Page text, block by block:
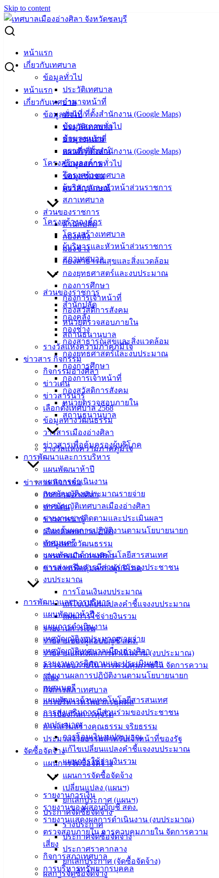
Skip to content
หน้าแรก
เกี่ยวกับเทศบาล
ข้อมูลทั่วไป
ประวัติเทศบาล
อำนาจหน้าที่
แผนที่/ที่ตั้งสำนักงาน (Google Maps)
ข้อมูลสภาพทั่วไป
ข้อมูลชุมชน
ตราสัญลักษณ์
โครงสร้างองค์กร
โครงสร้างเทศบาล
ผู้บริหารและหัวหน้าส่วนราชการ
สภาเทศบาล
ส่วนของราชการ
สำนักปลัด
กองคลัง
กองช่าง
กองสาธารณสุขและสิ่งแวดล้อม
กองยุทธศาสตร์และงบประมาณ
กองการศึกษา
กองการเจ้าหน้าที่
กองสวัสดิการสังคม
หน่วยตรวจสอบภายใน
สถานธนานุบาล
รางวัลแห่งความภาคภูมิใจ
ข่าวสาร กิจกรรม
กิจกรรมอ่างศิลา
ข่าวเด่น
ข่าวสารน่ารู้
เลือกตั้งเทศบาล 2568
ข้อมูลทางวัฒนธรรม
วารสารเมืองอ่างศิลา
ข่าวสารเพื่อคุ้มครองผู้บริโภค
การพัฒนาและการบริหาร
แผนพัฒนาห้าปี
แผนการดำเนินงาน
เทศบัญญัติงบประมาณรายจ่าย
เทศบัญญัติเทศบาลเมืองอ่างศิลา
รายงานการติดตามและประเมินผลฯ
รายงานผลการปฏิบัติงานตามนโยบายนายก
เทศมนตรี
แผนพัฒนาด้านเทคโนโลยีสารสนเทศ
การส่งเสริมการมีส่วนร่วมของประชาชน
งบประมาณ
การโอนเงินงบประมาณ
แก้ไขเปลี่ยนแปลงคำชี้แจงงบประมาณ
แผนการใช้จ่ายงินรวม
รายงานการเงิน
รายงานของผู้สอบบัญชี สตง.
รายงานแสดงผลการดำเนินงาน (งบประมาณ)
ตรวจสอบภายใน การควบคุมภายใน จัดการความ
เสี่ยง
กิจการสภาเทศบาล
การบริหารทรัพยากรบุคคล
การป้องกันการทุจริต
การเสริมสร้างคุณธรรม จริยธรรม
ประมวลจริยธรรมสำหรับเจ้าหน้าที่ของรัฐ
จัดซื้อจัดจ้าง
แผนการจัดซื้อจัดจ้าง
แผนการจัดซื้อจัดจ้าง
เปลี่ยนแปลง (แผนฯ)
ยกเลิกประกาศ (แผนฯ)
ประกาศจัดซื้อจัดจ้าง
ร่างประกาศ
ประกาศจัดซื้อจัดจ้าง
ประกาศราคากลาง
ยกเลิกประกาศ (จัดซื้อจัดจ้าง)
ผลการจัดซื้อจัดจ้าง
หน้าแรก
เกี่ยวกับเทศบาล
ข้อมูลทั่วไป
ประวัติเทศบาล
อำนาจหน้าที่
แผนที่/ที่ตั้งสำนักงาน (Google Maps)
ข้อมูลสภาพทั่วไป
ข้อมูลชุมชน
ตราสัญลักษณ์
โครงสร้างองค์กร
โครงสร้างเทศบาล
ผู้บริหารและหัวหน้าส่วนราชการ
สภาเทศบาล
ส่วนของราชการ
สำนักปลัด
กองคลัง
กองช่าง
กองสาธารณสุขและสิ่งแวดล้อม
กองยุทธศาสตร์และงบประมาณ
กองการศึกษา
กองการเจ้าหน้าที่
กองสวัสดิการสังคม
หน่วยตรวจสอบภายใน
สถานธนานุบาล
รางวัลแห่งความภาคภูมิใจ
ข่าวสาร กิจกรรม
กิจกรรมอ่างศิลา
ข่าวเด่น
ข่าวสารน่ารู้
เลือกตั้งเทศบาล 2568
ข้อมูลทางวัฒนธรรม
วารสารเมืองอ่างศิลา
ข่าวสารเพื่อคุ้มครองผู้บริโภค
การพัฒนาและการบริหาร
แผนพัฒนาห้าปี
แผนการดำเนินงาน
เทศบัญญัติงบประมาณรายจ่าย
เทศบัญญัติเทศบาลเมืองอ่างศิลา
รายงานการติดตามและประเมินผลฯ
รายงานผลการปฏิบัติงานตามนโยบายนายก
เทศมนตรี
แผนพัฒนาด้านเทคโนโลยีสารสนเทศ
การส่งเสริมการมีส่วนร่วมของประชาชน
งบประมาณ
การโอนเงินงบประมาณ
แก้ไขเปลี่ยนแปลงคำชี้แจงงบประมาณ
แผนการใช้จ่ายงินรวม
รายงานการเงิน
รายงานของผู้สอบบัญชี สตง.
รายงานแสดงผลการดำเนินงาน (งบประมาณ)
ตรวจสอบภายใน การควบคุมภายใน จัดการความ
เสี่ยง
กิจการสภาเทศบาล
การบริหารทรัพยากรบุคคล
Search for:
ผู้ชนะการเสนอราคา ซ่อมรถจักรยานยนต์ ทะเบียน 2 กญ 3691
ชลบุรี
ผู้ชนะการเสนอราคา ซ่อมรถจักรยานยนต์
ทะเบียน 2 กญ 3691 ชลบุรี
กรกฎาคม 6, 2026 กรกฎาคม 7, 2026
ประกาศผู้ชนะ
ซ่อมรถจักรยานยนต์ ทะเบียน 2 กญ 3691 ชลบุรี
เมืองอ่าง
อ่างศิลา 90/338
อ.เมือง จ.ชลบุรี
038-
142-100-104
บริการ
ประชาชน
ดาวน์โหลด
แบบ
ฟอร์ม,
เอกสาร
คู่มือ
สำหรับ
ประชาชน/
คู่มือการ
ปฏิบัติ
งาน
ข่าวสาร
น่ารู้
ศุนย์
ข้อมูล
ข่าวสาร
อิเล็กทรอนิกส์
ความรู้
(Knowledge
Management)
เทศบาล
สายตรง
ประวัติ
หัวหน้า
ส่วน
ราชการ
สภา
เทศบาล
สงวนลิขสิทธิ์ © 2563 เทศบาลเมืองอ่างศิลา จังหวัดชลบุรี |
angsilacity.go.th | Powered byBuuscript